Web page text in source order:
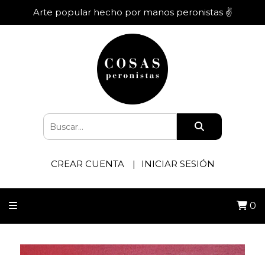
Arte popular hecho por manos peronistas ✌️
CREAR CUENTA INICIAR SESIÓN
0